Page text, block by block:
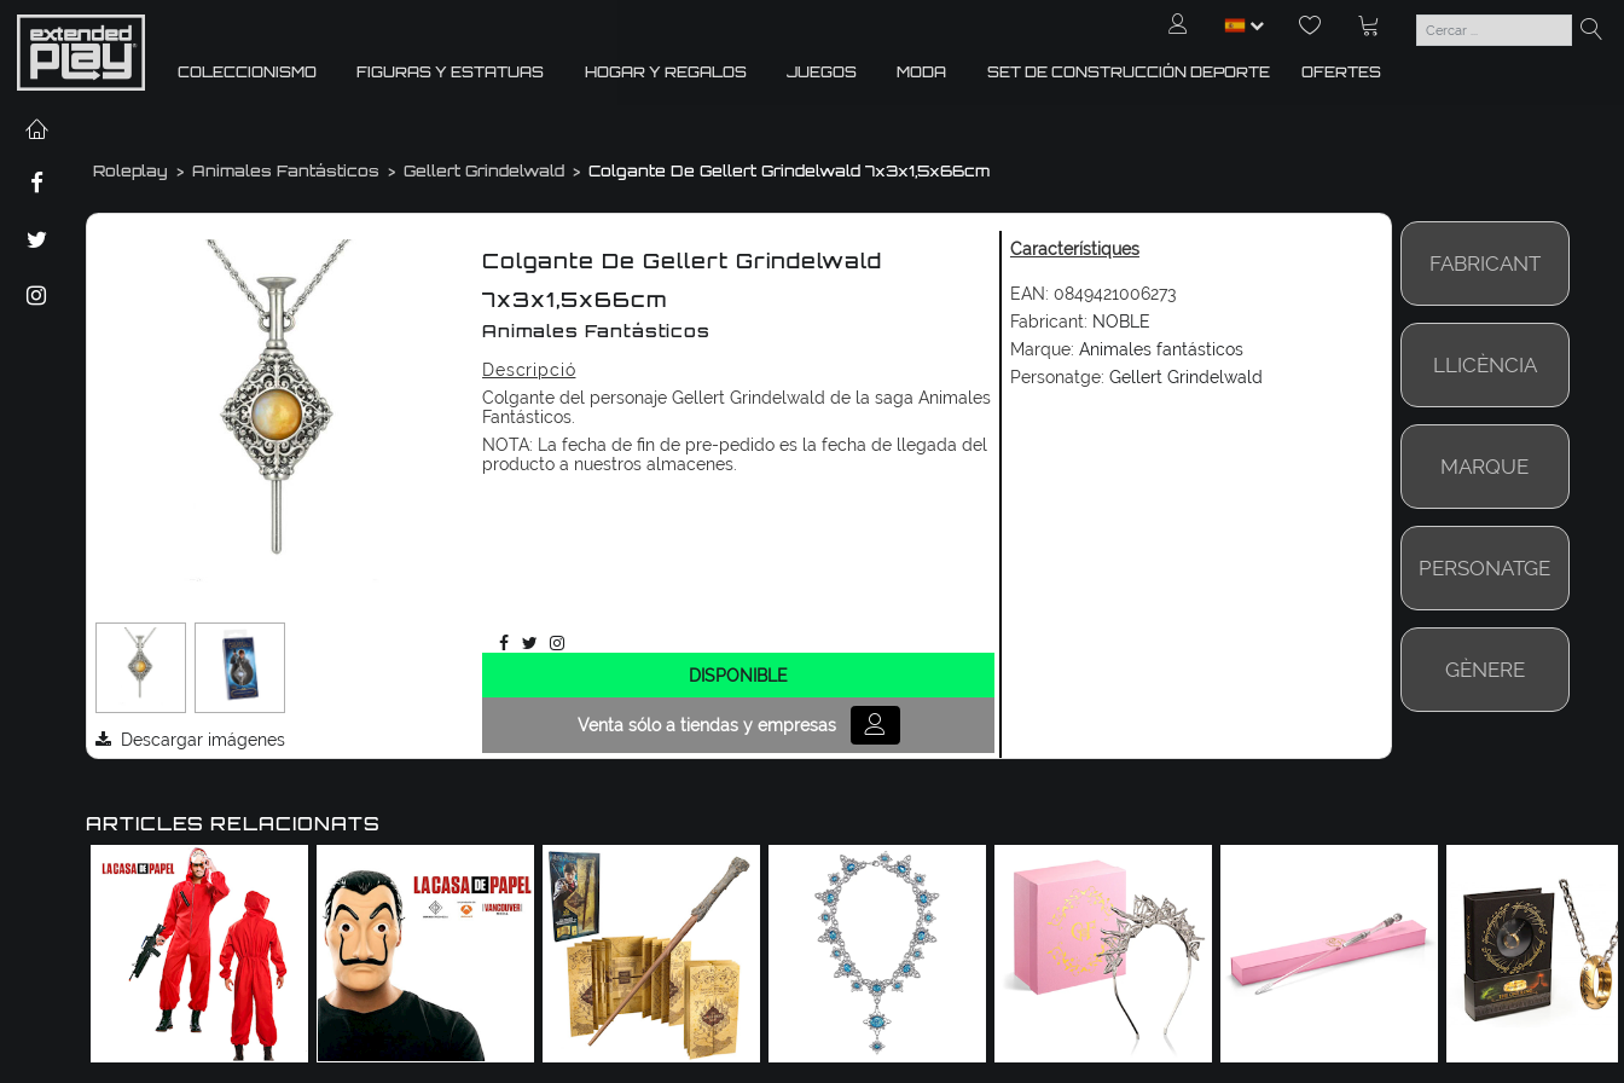
COLECCIONISMO FIGURAS Y ESTATUAS HOGAR Y REGALOS JUEGOS MODA SET DE CONSTRUCCIÓN DEPORTE OFERTES
Roleplay Animales Fantásticos Gellert Grindelwald Colgante De Gellert Grindelwald 7x3x1,5x66cm
Descargar imágenes
Colgante De Gellert Grindelwald
7x3x1,5x66cm
Animales Fantásticos
Descripció
Colgante del personaje Gellert Grindelwald de la saga Animales
Fantásticos.
NOTA: La fecha de fin de pre-pedido es la fecha de llegada del
producto a nuestros almacenes.
DISPONIBLE
Venta sólo a tiendas y empresas
Característiques
EAN: 0849421006273
Fabricant: NOBLE
Marque: Animales fantásticos
Personatge: Gellert Grindelwald
FABRICANT
LLICÈNCIA
MARQUE
PERSONATGE
GÈNERE
ARTICLES RELACIONATS